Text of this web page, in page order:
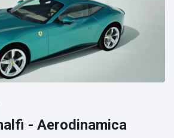
- Aerodinamica